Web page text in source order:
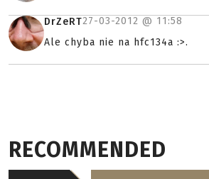
DrZeRT27-03-2012 @ 11:58
Ale chyba nie na hfc134a :>.
RECOMMENDED